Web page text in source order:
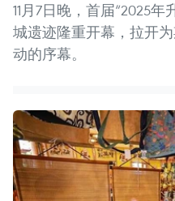
11月7日晚，首届“2025
城遗迹隆重开幕，拉开
动的序幕。